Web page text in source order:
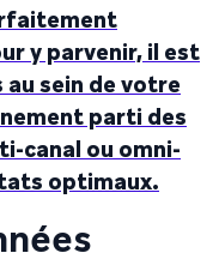
y parvenir, il est
au sein de votre
parti des
canal ou omni-
optimaux.